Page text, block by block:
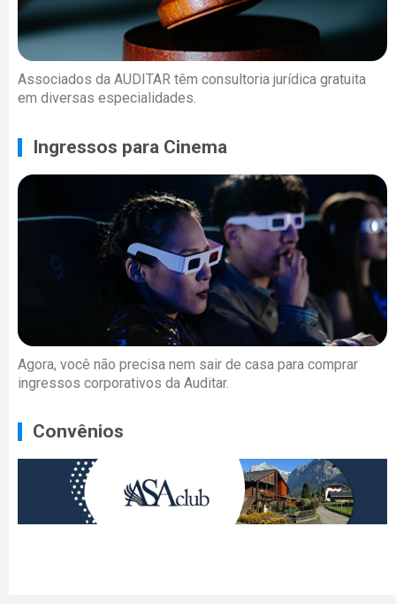
Associados da AUDITAR têm consultoria jurídica gratuita
em diversas especialidades.
Ingressos para Cinema
Agora, você não precisa nem sair de casa para comprar
ingressos corporativos da Auditar.
Convênios